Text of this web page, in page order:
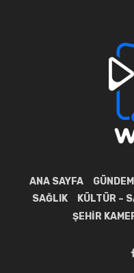
ANA SAYFA GÜNDEM
SAĞLIK
KÜLTÜR –
ŞEHIR